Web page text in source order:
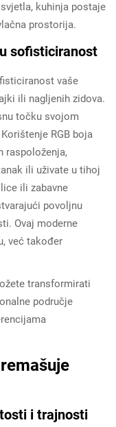
kuhinja postaje
prostorija.
sofisticiranost
vaše
ili nagljenih zidova.
točku svojom
RGB boja
raspoloženja,
ili uživate u tihoj
ili zabavne
povoljnu
Ovaj moderne
već također
transformirati
područje
i trajnosti